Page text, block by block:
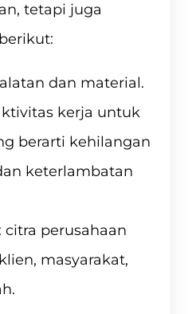
tetapi juga
dan material.
kerja untuk
berarti kehilangan
keterlambatan
citra perusahaan
masyarakat,